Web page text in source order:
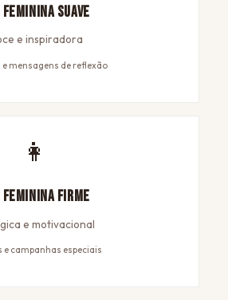
Feminina Suave
e inspiradora
mensagens de reflexão
👩
Feminina Firme
e motivacional
e campanhas especiais